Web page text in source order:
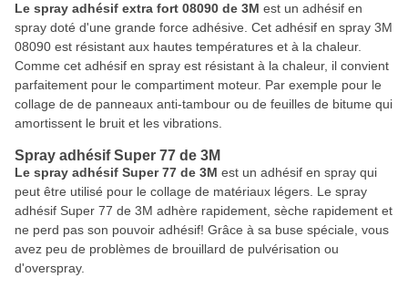
Le spray adhésif extra fort 08090 de 3M est un adhésif en
spray doté d'une grande force adhésive. Cet adhésif en spray 3M
08090 est résistant aux hautes températures et à la chaleur.
Comme cet adhésif en spray est résistant à la chaleur, il convient
parfaitement pour le compartiment moteur. Par exemple pour le
collage de de panneaux anti-tambour ou de feuilles de bitume qui
amortissent le bruit et les vibrations.
Spray adhésif Super 77 de 3M
Le spray adhésif Super 77 de 3M est un adhésif en spray qui
peut être utilisé pour le collage de matériaux légers. Le spray
adhésif Super 77 de 3M adhère rapidement, sèche rapidement et
ne perd pas son pouvoir adhésif! Grâce à sa buse spéciale, vous
avez peu de problèmes de brouillard de pulvérisation ou
d'overspray.